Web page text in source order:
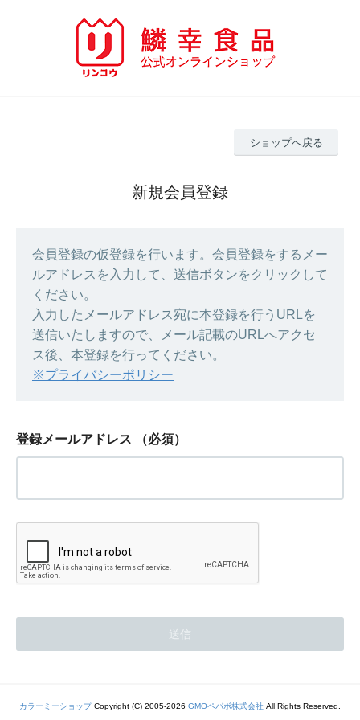
ショップへ戻る
新規会員登録
会員登録の仮登録を行います。会員登録をするメー
ルアドレスを入力して、送信ボタンをクリックして
ください。
入力したメールアドレス宛に本登録を行うURLを
送信いたしますので、メール記載のURLへアクセ
ス後、本登録を行ってください。
※プライバシーポリシー
登録メールアドレス （必須）
カラーミーショップCopyright (C) 2005-2026 GMOペパボ株式会社 All Rights Reserved.